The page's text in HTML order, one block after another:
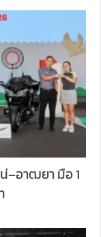
–อาฒยา มือ 1